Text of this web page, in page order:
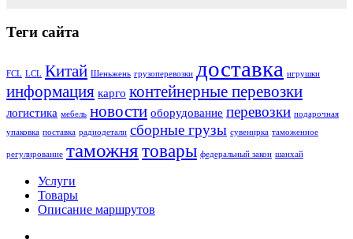
Теги сайта
FCL LCL Китай Шеньжень грузоперевозки доставка игрушки
информация карго контейнерные перевозки
логистика мебель новости оборудование перевозки подарочная
упаковка поставка радиодетали сборные грузы сувенирка таможенное
регулирование таможнятовары федеральный закон шанхай
Услуги
Товары
Описание маршрутов